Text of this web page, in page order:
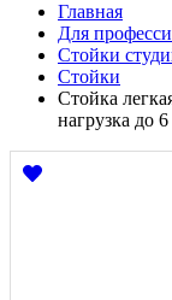
Главная
Для
Стойки
Стойки
Стойка
нагрузка до